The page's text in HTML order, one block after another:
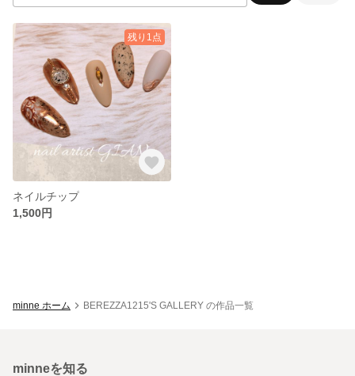
残り1点
ネイルチップ
1,500円
minne ホーム BEREZZA1215'S GALLERY の作品一覧
minneを知る